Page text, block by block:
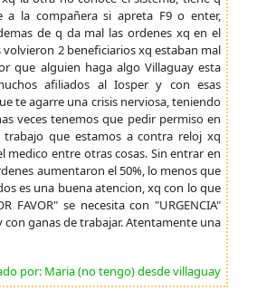
a la compañera si apreta F9 o enter,
de q da mal las ordenes xq en el
2 beneficiarios xq estaban mal
que alguien haga algo Villaguay esta
afiliados al Iosper y con esas
te agarre una crisis nerviosa, teniendo
veces tenemos que pedir permiso en
trabajo que estamos a contra reloj xq
medico entre otras cosas. Sin entrar en
aumentaron el 50%, lo menos que
es una buena atencion, xq con lo que
FAVOR" se necesita con "URGENCIA"
ganas de trabajar. Atentamente una
por: Maria (no tengo) desde villaguay